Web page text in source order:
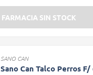
FARMACIA SIN STOCK
SANO CAN
Sano Can Talco Perros F/